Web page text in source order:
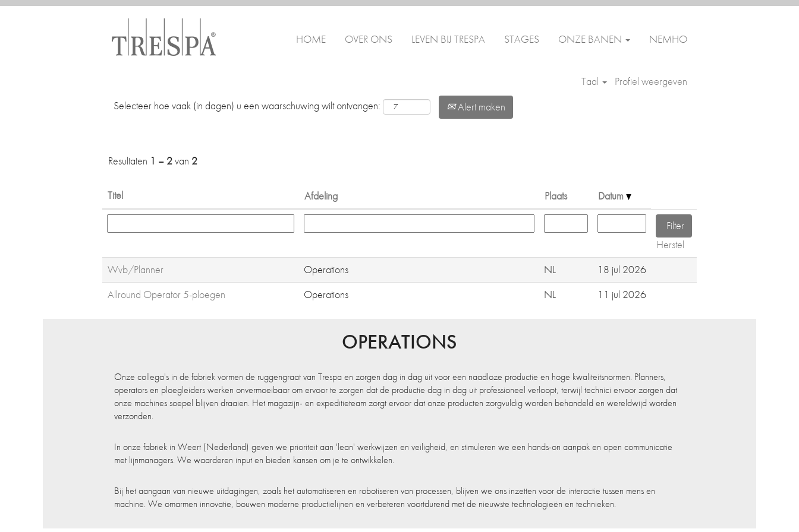
HOME OVER ONS LEVEN BIJ TRESPA STAGES ONZE BANEN NEMHO
Taal Profiel weergeven
Operations`
Selecteer hoe vaak (in dagen) u een waarschuwing wilt ontvangen: Alert maken
Resultaten 1 – 2van 2
Titel Afdeling Plaats Datum
Herstel
Wvb/Planner
Operations NL
18 jul 2026
Allround Operator 5-ploegen
Operations NL 11 jul 2026
OPERATIONS
Onze collega's in de fabriek vormen de ruggengraat van Trespa en zorgen dag in dag uit voor een naadloze productie en hoge kwaliteitsnormen. Planners,
operators en ploegleiders werken onvermoeibaar om ervoor te zorgen dat de productie dag in dag uit professioneel verloopt, terwijl technici ervoor zorgen dat
onze machines soepel blijven draaien. Het magazijn- en expeditieteam zorgt ervoor dat onze producten zorgvuldig worden behandeld en wereldwijd worden
verzonden.
In onze fabriek in Weert (Nederland) geven we prioriteit aan 'lean' werkwijzen en veiligheid, en stimuleren we een hands-on aanpak en open communicatie
met lijnmanagers. We waarderen input en bieden kansen om je te ontwikkelen.
Bij het aangaan van nieuwe uitdagingen, zoals het automatiseren en robotiseren van processen, blijven we ons inzetten voor de interactie tussen mens en
machine. We omarmen innovatie, bouwen moderne productielijnen en verbeteren voortdurend met de nieuwste technologieën en technieken.